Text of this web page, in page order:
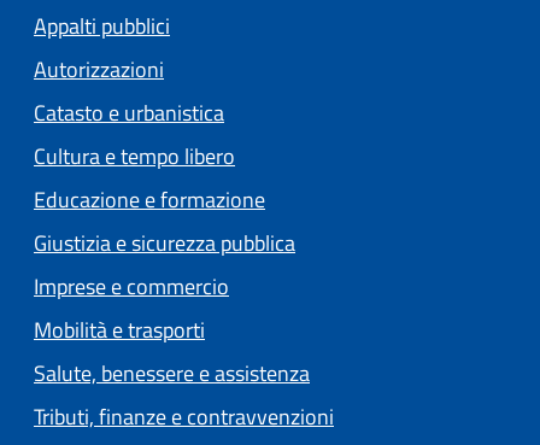
Appalti pubblici
Autorizzazioni
Catasto e urbanistica
Cultura e tempo libero
Educazione e formazione
Giustizia e sicurezza pubblica
Imprese e commercio
Mobilità e trasporti
Salute, benessere e assistenza
Tributi, finanze e contravvenzioni